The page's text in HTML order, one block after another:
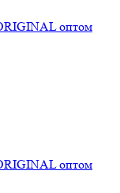
оптом
оптом